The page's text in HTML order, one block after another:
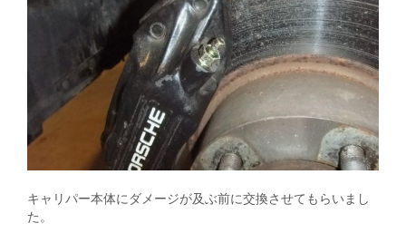
キャリパー本体にダメージが及ぶ前に交換させてもらいまし
た。